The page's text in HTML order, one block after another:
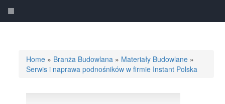
Home » Branża Budowlana » Materiały Budowlane »
Serwis i naprawa podnośników w firmie Instant Polska